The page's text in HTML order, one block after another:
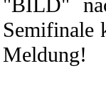
"BILD"
Semifinale
Meldung!